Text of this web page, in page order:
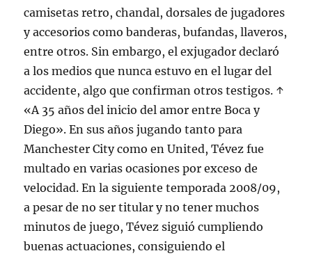
camisetas retro, chandal, dorsales de jugadores
y accesorios como banderas, bufandas, llaveros,
entre otros. Sin embargo, el exjugador declaró
a los medios que nunca estuvo en el lugar del
accidente, algo que confirman otros testigos. ↑
«A 35 años del inicio del amor entre Boca y
Diego». En sus años jugando tanto para
Manchester City como en United, Tévez fue
multado en varias ocasiones por exceso de
velocidad. En la siguiente temporada 2008/09,
a pesar de no ser titular y no tener muchos
minutos de juego, Tévez siguió cumpliendo
buenas actuaciones, consiguiendo el